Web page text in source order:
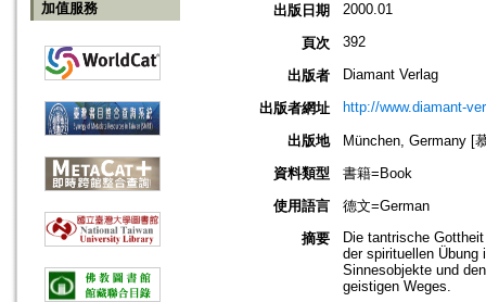
加值服務 出版日期 2000.01
頁次 392
出版者 Diamant Verlag
出版者網址 http://www.diamant-
出版地
München, Germany [
資料類型
書籍=Book
使用語言
德文=German
摘要
Die tantrische
der spirituellen Übung
Sinnesobjekte und
geistigen Weges.